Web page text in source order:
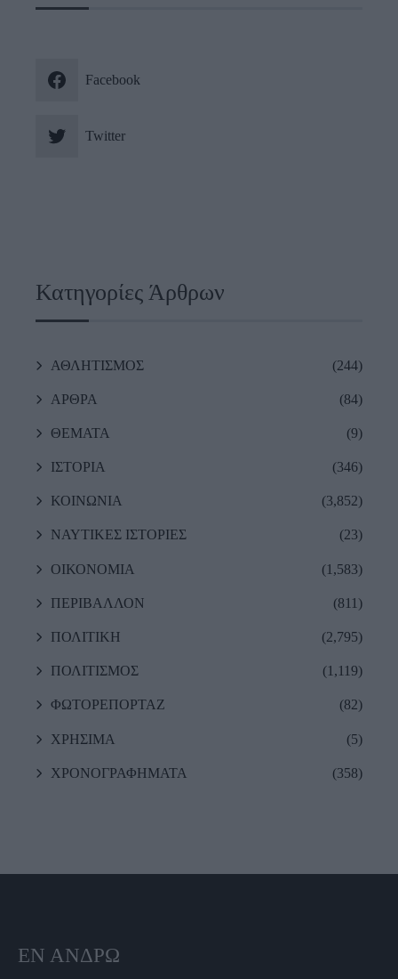
Facebook
Twitter
Κατηγορίες Άρθρων
ΑΘΛΗΤΙΣΜΟΣ (244)
ΑΡΘΡΑ (84)
ΘΕΜΑΤΑ (9)
ΙΣΤΟΡΙΑ (346)
ΚΟΙΝΩΝΙΑ (3,852)
ΝΑΥΤΙΚΕΣ ΙΣΤΟΡΙΕΣ (23)
ΟΙΚΟΝΟΜΙΑ (1,583)
ΠΕΡΙΒΑΛΛΟΝ (811)
ΠΟΛΙΤΙΚΗ (2,795)
ΠΟΛΙΤΙΣΜΟΣ (1,119)
ΦΩΤΟΡΕΠΟΡΤΑΖ (82)
ΧΡΗΣΙΜΑ (5)
ΧΡΟΝΟΓΡΑΦΗΜΑΤΑ (358)
ΕΝ ΆΝΔΡΩ